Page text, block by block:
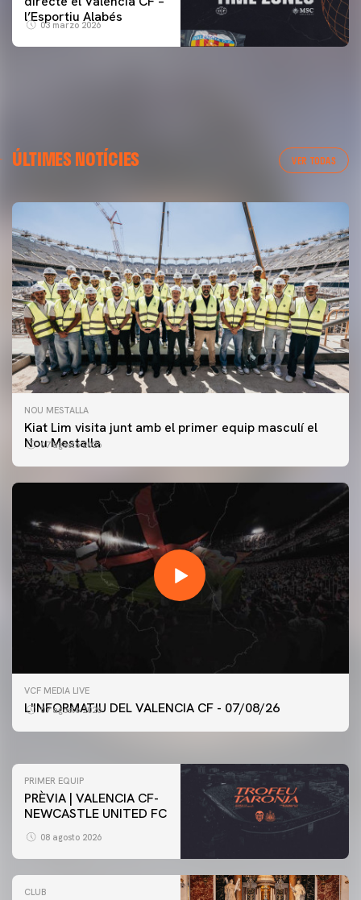
l’Esportiu Alabés
03 marzo 2026
ÚLTIMES NOTÍCIES VER TODAS
NOU MESTALLA
Kiat Lim visita junt amb el primer equip masculí el
Nou Mestalla
07 agosto 2026
VCF MEDIA LIVE
L'INFORMATIU DEL VALENCIA CF - 07/08/26
07 agosto 2026
PRIMER EQUIP
ENTRENAMENT DEL VALENCIA CF 7/8/2026
PRIMER EQUIP
PRÈVIA | VALENCIA CF-
NEWCASTLE UNITED FC
08 agosto 2026
CLUB